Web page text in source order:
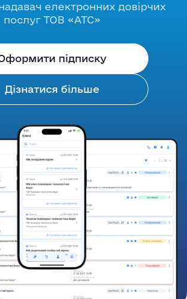
електронних довірчих
послуг ТОВ «АТС»
підписку
Дізнатися більше